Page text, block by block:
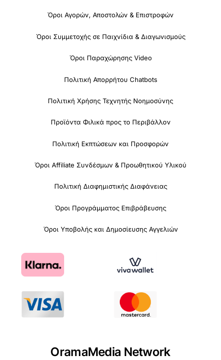
Όροι Αγορών, Αποστολών & Επιστροφών
Όροι Συμμετοχής σε Παιχνίδια & Διαγωνισμούς
Όροι Παραχώρησης Video
Πολιτική Απορρήτου Chatbots
Πολιτική Χρήσης Τεχνητής Νοημοσύνης
Προϊόντα Φιλικά προς το Περιβάλλον
Πολιτική Εκπτώσεων και Προσφορών
Όροι Affiliate Συνδέσμων & Προωθητικού Υλικού
Πολιτική Διαφημιστικής Διαφάνειας
Όροι Προγράμματος Επιβράβευσης
Όροι Υποβολής και Δημοσίευσης Αγγελιών
OramaMedia Network